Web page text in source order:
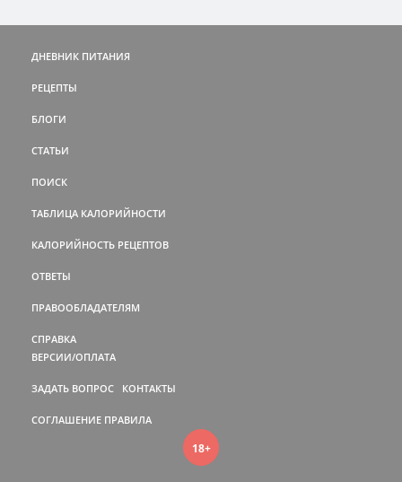
ДНЕВНИК ПИТАНИЯ
РЕЦЕПТЫ
БЛОГИ
СТАТЬИ
ПОИСК
ТАБЛИЦА КАЛОРИЙНОСТИ
КАЛОРИЙНОСТЬ РЕЦЕПТОВ
ОТВЕТЫ
ПРАВООБЛАДАТЕЛЯМ
СПРАВКА
ВЕРСИИ/ОПЛАТА
ЗАДАТЬ ВОПРОС КОНТАКТЫ
СОГЛАШЕНИЕ ПРАВИЛА
18+